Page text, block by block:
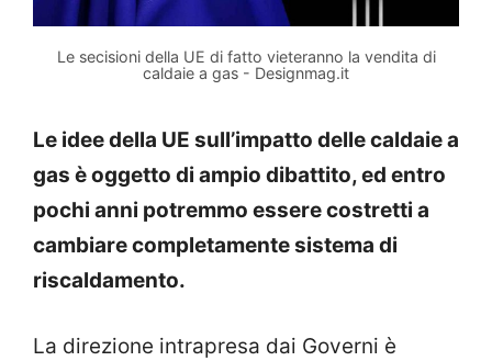
Le secisioni della UE di fatto vieteranno la vendita di
caldaie a gas - Designmag.it
Le idee della UE sull’impatto delle caldaie a
gas è oggetto di ampio dibattito, ed entro
pochi anni potremmo essere costretti a
cambiare completamente sistema di
riscaldamento.
La direzione intrapresa dai Governi è